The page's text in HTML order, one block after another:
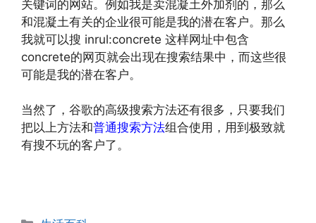
关键词的网站。例如我是卖混凝土外加剂的，那么
和混凝土有关的企业很可能是我的潜在客户。那么
我就可以搜 inrul:concrete 这样网址中包含
concrete的网页就会出现在搜索结果中，而这些很
可能是我的潜在客户。
当然了，谷歌的高级搜索方法还有很多，只要我们
把以上方法和普通搜索方法组合使用，用到极致就
有搜不玩的客户了。